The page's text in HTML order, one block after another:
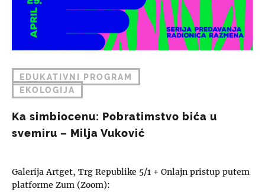
EDUKATIVNI PROGRAM
EKOLOGIJA
Ka simbiocenu: Pobratimstvo bića u
svemiru – Milja Vuković
Galerija Artget, Trg Republike 5/1 + Onlajn pristup putem
platforme Zum (Zoom):